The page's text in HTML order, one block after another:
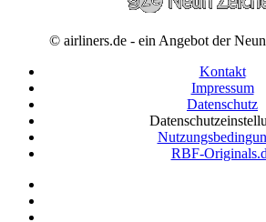
© airliners.de - ein Angebot der
Kontakt
Impressum
Datenschutz
RBF-